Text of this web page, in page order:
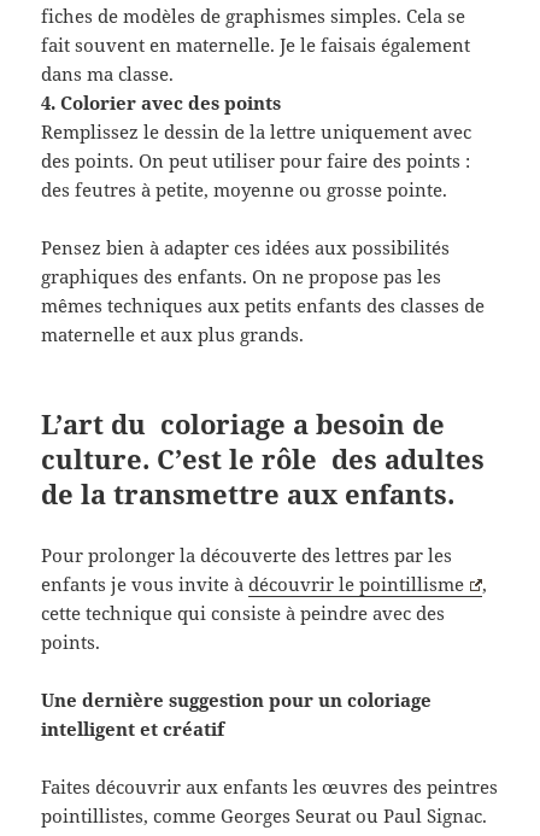
fiches de modèles de graphismes simples. Cela se
fait souvent en maternelle. Je le faisais également
dans ma classe.
4. Colorier avec des points
Remplissez le dessin de la lettre uniquement avec
des points. On peut utiliser pour faire des points :
des feutres à petite, moyenne ou grosse pointe.
Pensez bien à adapter ces idées aux possibilités
graphiques des enfants. On ne propose pas les
mêmes techniques aux petits enfants des classes de
maternelle et aux plus grands.
L’art du coloriage a besoin de
culture. C’est le rôle des adultes
de la transmettre aux enfants.
Pour prolonger la découverte des lettres par les
enfants je vous invite àdécouvrir le pointillisme
,
cette technique qui consiste à peindre avec des
points.
Une dernière suggestion pour un coloriage
intelligent et créatif
Faites découvrir aux enfants les œuvres des peintres
pointillistes, comme Georges Seurat ou Paul Signac.